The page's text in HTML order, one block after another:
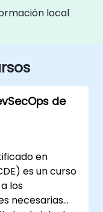
local
de
en
es un curso
los
necesarias